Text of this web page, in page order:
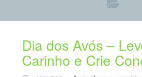
Dia dos Avós –
Carinho e Crie